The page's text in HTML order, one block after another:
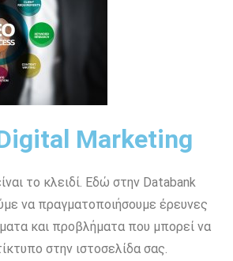
Marketing
το κλειδί. Εδώ στην Databank
να πραγματοποιήσουμε έρευνες
και προβλήματα που μπορεί να
στην ιστοσελίδα σας.